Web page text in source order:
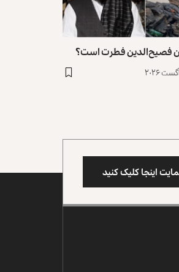
فصیح‌الدین فطرت است؟
اینجا کلیک کنید